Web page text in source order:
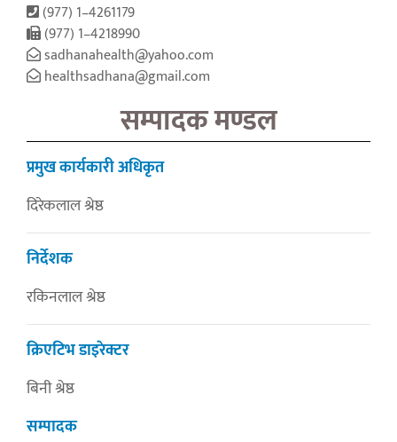
(977) 1–4261179
(977) 1–4218990
sadhanahealth@yahoo.com
healthsadhana@gmail.com
सम्पादक मण्डल
प्रमुख कार्यकारी अधिकृत
दिरेकलाल श्रेष्ठ
निर्देशक
रकिनलाल श्रेष्ठ
क्रिएटिभ डाइरेक्टर
बिनी श्रेष्ठ
सम्पादक